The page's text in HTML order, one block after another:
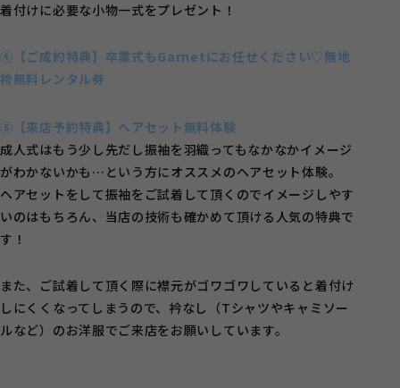
着付けに必要な小物一式をプレゼント！
④【ご成約特典】卒業式もGarnetにお任せください♡無地
袴無料レンタル券
⑤【来店予約特典】ヘアセット無料体験
成人式はもう少し先だし振袖を羽織ってもなかなかイメージ
がわかないかも…という方にオススメのヘアセット体験。
ヘアセットをして振袖をご試着して頂くのでイメージしやす
いのはもちろん、当店の技術も確かめて頂ける人気の特典で
す！
また、ご試着して頂く際に襟元がゴワゴワしていると着付け
しにくくなってしまうので、衿なし（Tシャツやキャミソー
ルなど）のお洋服でご来店をお願いしています。